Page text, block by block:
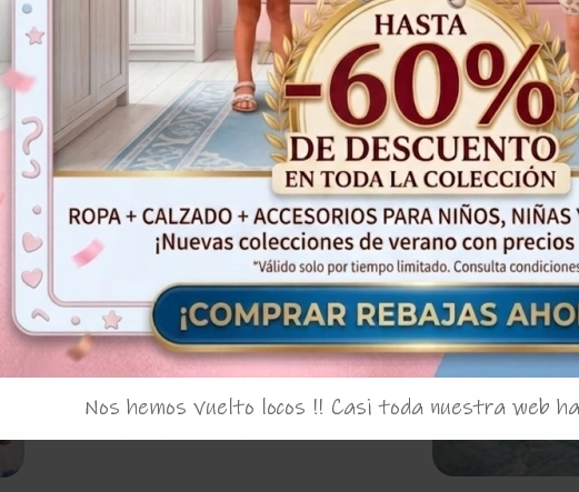
Bombacho bebe 'Santorini'
Del Sur 0930
29,95€14,99€
50%
Nos hemos vuelto locos !! Casi toda nuestra web